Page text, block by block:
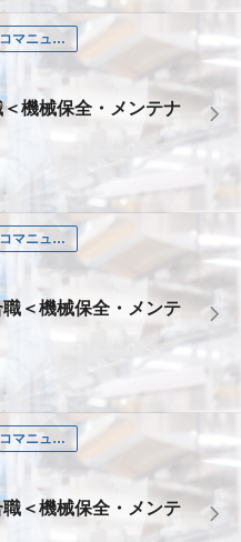
グリコマニュファクチャリングジャパン株式会社
＜機械保全・メンテナ
グリコマニュファクチャリングジャパン株式会社
職＜機械保全・メンテ
グリコマニュファクチャリングジャパン株式会社
職＜機械保全・メンテ